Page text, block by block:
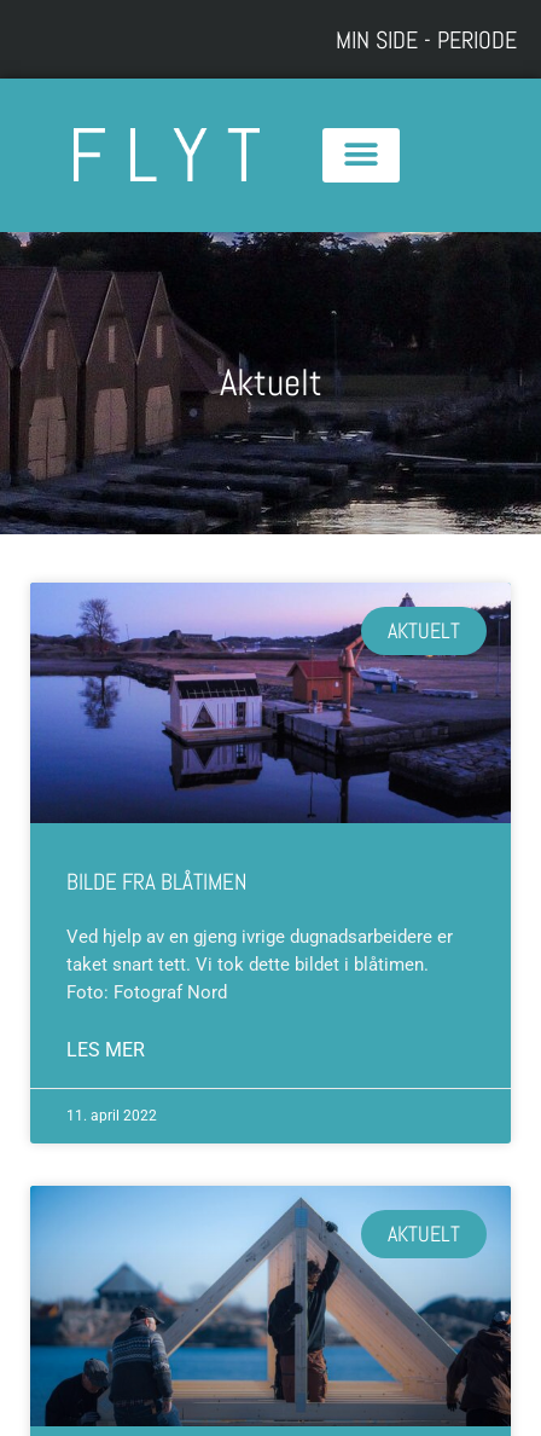
MIN SIDE - PERIODE
Aktuelt
AKTUELT
BILDE FRA BLÅTIMEN
Ved hjelp av en gjeng ivrige dugnadsarbeidere er
taket snart tett. Vi tok dette bildet i blåtimen.
Foto: Fotograf Nord
LES MER
11. april 2022
AKTUELT